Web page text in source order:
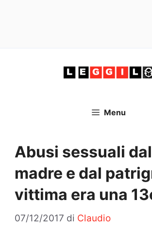
Menu
Abusi sessuali
madre e dal
vittima era una
07/12/2017 di Claudio